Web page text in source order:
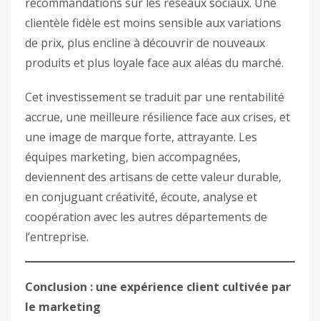
clientèle fidèle est moins sensible aux variations
de prix, plus encline à découvrir de nouveaux
produits et plus loyale face aux aléas du marché.
Cet investissement se traduit par une rentabilité
accrue, une meilleure résilience face aux crises, et
une image de marque forte, attrayante. Les
équipes marketing, bien accompagnées,
deviennent des artisans de cette valeur durable,
en conjuguant créativité, écoute, analyse et
coopération avec les autres départements de
l’entreprise.
Conclusion : une expérience client cultivée par
le marketing